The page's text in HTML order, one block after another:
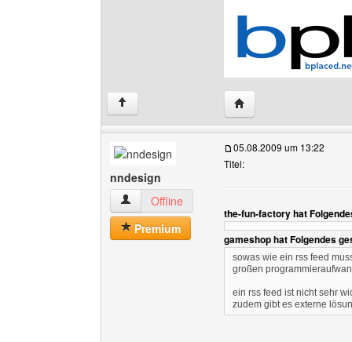
↑ Website dieses
nndesign
nndesign Benutzer-Profile anzeigen
Offline
Premium
05.08.2009 um 13:22
Titel:
the-fun-factory hat
gameshop hat Folgendes
sowas wie ein rss feed
großen
ein rss feed ist nicht sehr
zudem gibt es externe